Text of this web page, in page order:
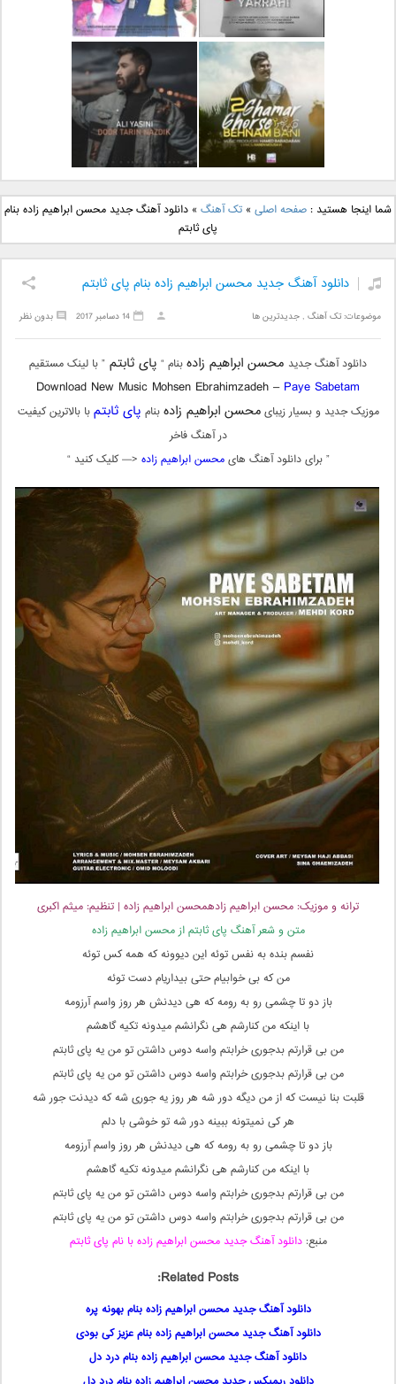
دانلود آهنگ جدید مهدی
یراحی بنام اسرار
دانلود آهنگ جدید فرزاد
فرزین بنام آتیش
دانلود آهنگ جدید بهنام
بانی بنام قرص قمر 2
دانلود آهنگ جدید علی
یاسینی بنام دورترین نزدیک
شما اینجا هستید :صفحه اصلی »تک آهنگ »دانلود آهنگ جدید محسن ابراهیم زاده بنام
پای ثابتم
دانلود آهنگ جدید محسن ابراهیم زاده بنام پای ثابتم
موضوعات:تک آهنگ ,جدیدترین ها بدون نظر 14 دسامبر 2017
دانلود آهنگ جدید محسن ابراهیم زادهبنام “ پای ثابتم ” با لینک مستقیم
Download New Music Mohsen Ebrahimzadeh – Paye Sabetam
موزیک جدید و بسیار زیبایمحسن ابراهیم زادهبنام پای ثابتمبا بالاترین کیفیت
در آهنگ فاخر
” برای دانلود آهنگ هایمحسن ابراهیم زاده <— کلیک کنید “
ترانه و موزیک: محسن ابراهیم زادهمحسن ابراهیم زاده | تنظیم: میثم اکبری
متن و شعر آهنگ پای ثابتم از محسن ابراهیم زاده
نفسم بنده به نفس توئه این دیوونه که همه کس توئه
من که بی خوابیام حتی بیداریام دست توئه
باز دو تا چشمی رو به رومه که هی دیدنش هر روز واسم آرزومه
با اینکه من کنارشم هی نگرانشم میدونه تکیه گاهشم
من بی قرارتم بدجوری خرابتم واسه دوس داشتن تو من یه پای ثابتم
من بی قرارتم بدجوری خرابتم واسه دوس داشتن تو من یه پای ثابتم
قلبت بنا نیست که از من دیگه دور شه هر روز یه جوری شه که دیدنت جور شه
هر کی نمیتونه ببینه دور شه تو خوشی با دلم
باز دو تا چشمی رو به رومه که هی دیدنش هر روز واسم آرزومه
با اینکه من کنارشم هی نگرانشم میدونه تکیه گاهشم
من بی قرارتم بدجوری خرابتم واسه دوس داشتن تو من یه پای ثابتم
من بی قرارتم بدجوری خرابتم واسه دوس داشتن تو من یه پای ثابتم
منبع:دانلود آهنگ جدید محسن ابراهیم زاده با نام پای ثابتم
Related Posts:
دانلود آهنگ جدید محسن ابراهیم زاده بنام بهونه پره
دانلود آهنگ جدید محسن ابراهیم زاده بنام عزیز کی بودی
دانلود آهنگ جدید محسن ابراهیم زاده بنام درد دل